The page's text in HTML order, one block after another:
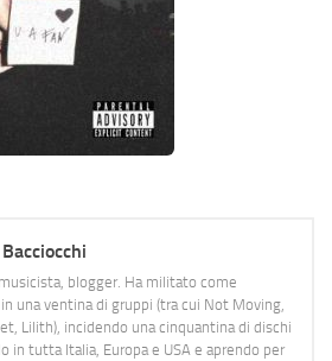
blogger. Ha militato come
una ventina di gruppi (tra cui Not Moving,
Lilith), incidendo una cinquantina di dischi
in tutta Italia, Europa e USA e aprendo per